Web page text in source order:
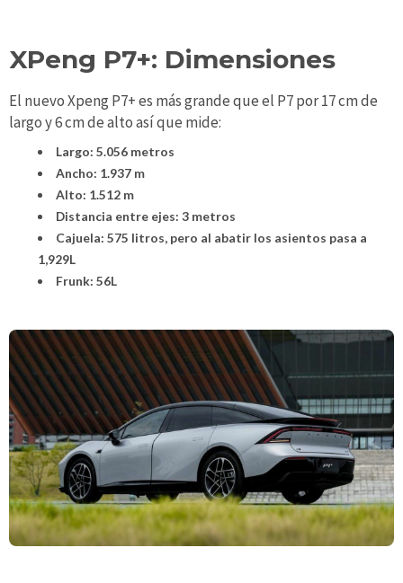
XPeng P7+: Dimensiones
El nuevo Xpeng P7+ es más grande que el P7 por 17 cm de
largo y 6 cm de alto así que mide:
Largo: 5.056 metros
Ancho: 1.937 m
Alto: 1.512 m
Distancia entre ejes: 3 metros
Cajuela: 575 litros, pero al abatir los asientos pasa a
1,929L
Frunk: 56L